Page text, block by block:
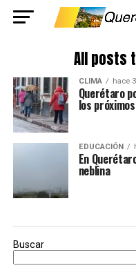
All posts
CLIMA hace
Querétaro
los
EDUCACIÓN
En
neblina
Buscar